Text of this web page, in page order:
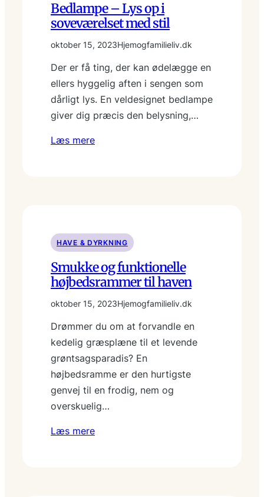
Bedlampe – Lys op i
soveværelset med stil
oktober 15, 2023Hjemogfamilieliv.dk
Der er få ting, der kan ødelægge en
ellers hyggelig aften i sengen som
dårligt lys. En veldesignet bedlampe
giver dig præcis den belysning,…
Læs mere
HAVE & DYRKNING
Smukke og funktionelle
højbedsrammer til haven
oktober 15, 2023Hjemogfamilieliv.dk
Drømmer du om at forvandle en
kedelig græsplæne til et levende
grøntsagsparadis? En
højbedsramme er den hurtigste
genvej til en frodig, nem og
overskuelig…
Læs mere